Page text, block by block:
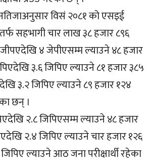
विसं २०८१ को एसइई
सहभागी चार लाख ३८ हजार ८९६
जीपएदेखि ४ जेपीएसम्म ल्याउने ४८ हजार
३.६ जिपिए ल्याउने ८१ हजार ३८५
३.२ जिपिए ल्याउने ८९ हजार १२४
छन् ।
२.८ जिपिएसम्म ल्याउने ४८ हजार
२.४ जिपिए ल्याउने चार हजार १२६
ल्याउने आठ जना परीक्षार्थी रहेका